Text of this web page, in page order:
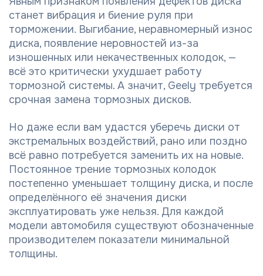
станет вибрация и биение руля при
торможении. Выгибание, неравномерный износ
диска, появление неровностей из-за
изношенных или некачественных колодок, —
всё это критически ухудшает работу
тормозной системы. А значит, Geely требуется
срочная замена тормозных дисков.
Но даже если вам удастся уберечь диски от
экстремальных воздействий, рано или поздно
всё равно потребуется заменить их на новые.
Постоянное трение тормозных колодок
постепенно уменьшает толщину диска, и после
определённого её значения диски
эксплуатировать уже нельзя. Для каждой
модели автомобиля существуют обозначенные
производителем показатели минимальной
толщины.